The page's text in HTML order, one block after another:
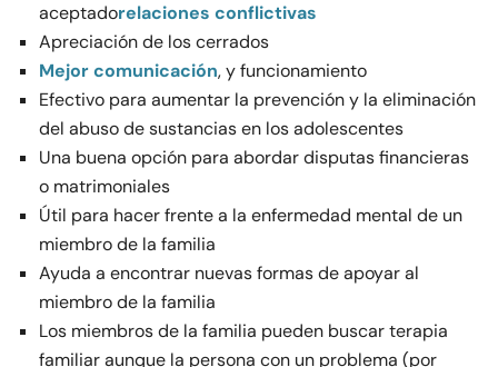
aceptadorelaciones conflictivas
Apreciación de los cerrados
Mejor comunicación, y funcionamiento
Efectivo para aumentar la prevención y la eliminación
del abuso de sustancias en los adolescentes
Una buena opción para abordar disputas financieras
o matrimoniales
Útil para hacer frente a la enfermedad mental de un
miembro de la familia
Ayuda a encontrar nuevas formas de apoyar al
miembro de la familia
Los miembros de la familia pueden buscar terapia
familiar aunque la persona con un problema (por